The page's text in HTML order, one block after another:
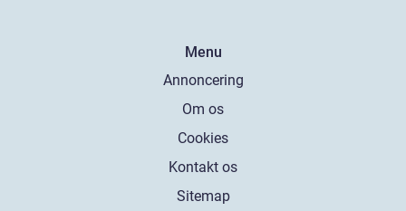
Menu
Annoncering
Om os
Cookies
Kontakt os
Sitemap